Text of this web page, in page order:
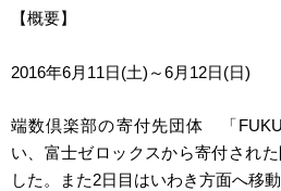
【概要】
2016年6月11日(土)～6月12日(日)
端数倶楽部の寄付先団体 「
い、富士ゼロックスから寄付され
した。また2日目はいわき方面へ移動